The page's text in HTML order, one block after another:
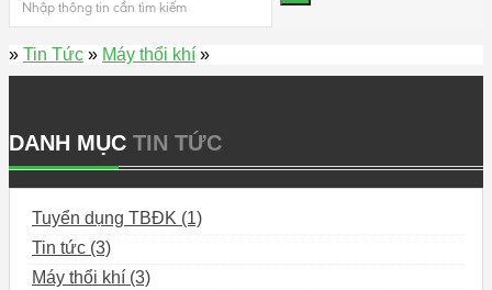
» Tin Tức » Máy thổi khí »
DANH MỤC TIN TỨC
Tuyển dụng TBĐK (1)
Tin tức (3)
Máy thổi khí (3)